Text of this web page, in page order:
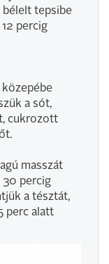
bélelt tepsibe
percig
a sót,
cukrozott
masszát
30 percig
a tésztát,
perc alatt